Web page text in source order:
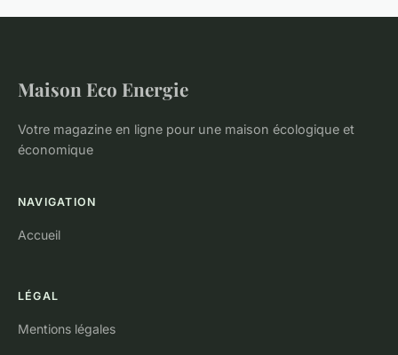
Maison Eco Energie
Votre magazine en ligne pour une maison écologique et
économique
NAVIGATION
Accueil
LÉGAL
Mentions légales